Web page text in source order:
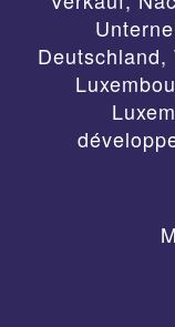
Deutschland,